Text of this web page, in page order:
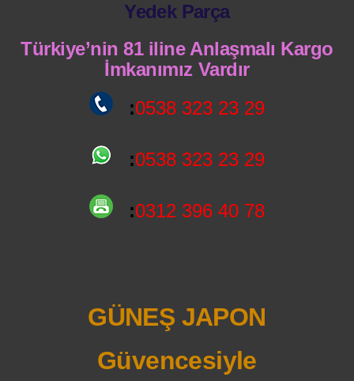
Yedek Parça
Türkiye’nin 81 iline Anlaşmalı Kargo
İmkanımız Vardır
:0538 323 23 29
:0538 323 23 29
:0312 396 40 78
GÜNEŞ JAPON
Güvencesiyle